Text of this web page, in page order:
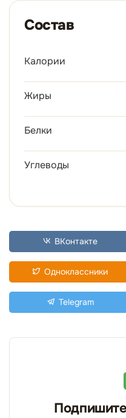
Состав
Калории
Жиры
Белки
Углеводы
ВКонтакте
Одноклассники
Telegram